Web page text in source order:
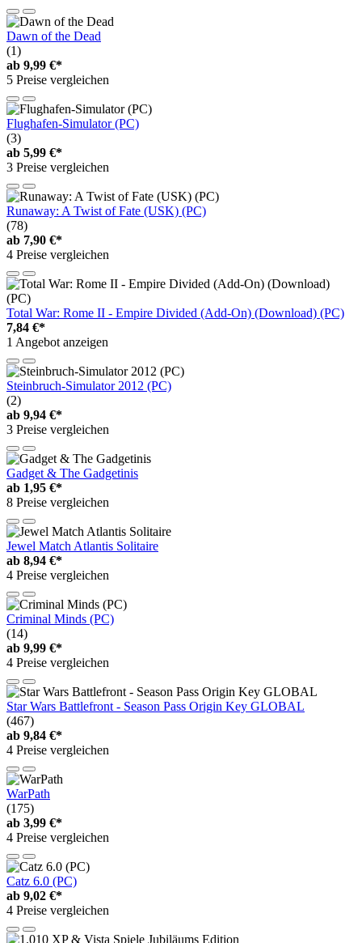
Dawn of the Dead
(1)
ab 9,99 €*
5 Preise vergleichen
Flughafen-Simulator (PC)
(3)
ab 5,99 €*
3 Preise vergleichen
Runaway: A Twist of Fate (USK) (PC)
(78)
ab 7,90 €*
4 Preise vergleichen
Total War: Rome II - Empire Divided (Add-On) (Download) (PC)
7,84 €*
1 Angebot anzeigen
Steinbruch-Simulator 2012 (PC)
(2)
ab 9,94 €*
3 Preise vergleichen
Gadget & The Gadgetinis
ab 1,95 €*
8 Preise vergleichen
Jewel Match Atlantis Solitaire
ab 8,94 €*
4 Preise vergleichen
Criminal Minds (PC)
(14)
ab 9,99 €*
4 Preise vergleichen
Star Wars Battlefront - Season Pass Origin Key GLOBAL
(467)
ab 9,84 €*
4 Preise vergleichen
WarPath
(175)
ab 3,99 €*
4 Preise vergleichen
Catz 6.0 (PC)
ab 9,02 €*
4 Preise vergleichen